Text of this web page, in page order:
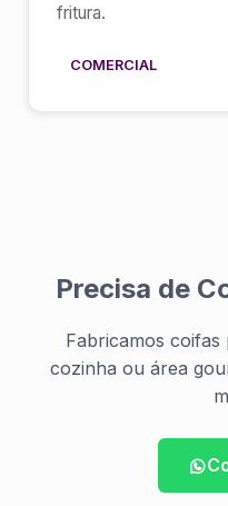
fritura.
COMERCIAL
Precisa de
Fabricamos coifas
cozinha ou área